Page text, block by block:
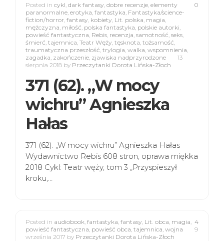
0
Posted in cykl dark fantasy dobre recenzje elementy
paranormalne erotyka fantastyka Fantastyka/science-
fiction/horror fantasy kobiety Lit. polska magia
mężczyzna miłość polska fantastyka polskie autorki
powieść fantastyczna Rebis recenzja samotność seks
śmierć tajemnica Teatr Węży tęsknota tożsamość
traumatyczna przeszłość trylogia walka wspomnienia
zagadka zakończenie zjawiska nadprzyrodzone
13
sierpnia 2018 by Przeczytanki Dorota Lińska-Złoch
371 (62). „W mocy
wichru” Agnieszka
Hałas
371 (62). „W mocy wichru” Agnieszka Hałas
Wydawnictwo Rebis 608 stron, oprawa miękka
2018 Cykl: Teatr węży, tom 3 „Przyspieszył
kroku,…
4
Posted in audiobook fantastyka fantasy Lit. obca magia
powieść fantastyczna powieść obca tajemnica wojna
9
września 2017 by Przeczytanki Dorota Lińska-Złoch